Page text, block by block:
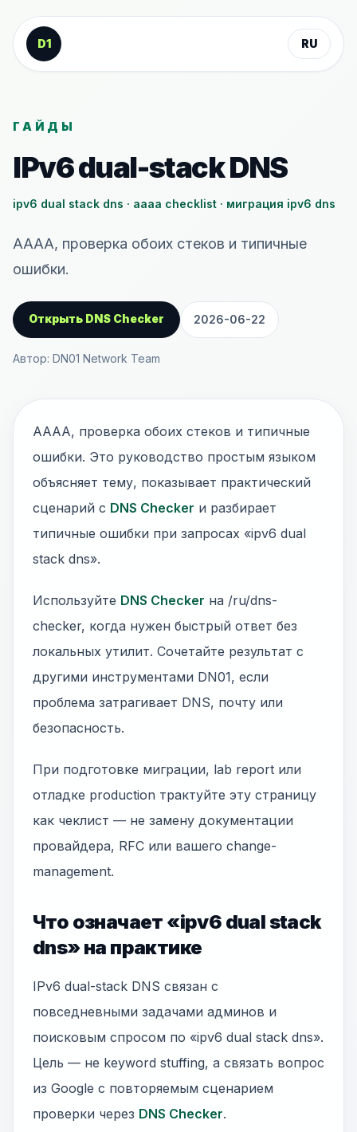
К содержанию
D1
RU
ГАЙДЫ
IPv6 dual-stack DNS
ipv6 dual stack dns · aaaa checklist · миграция ipv6 dns
AAAA, проверка обоих стеков и типичные
ошибки.
Открыть DNS Checker 2026-06-22
Автор: DN01 Network Team
AAAA, проверка обоих стеков и типичные
ошибки. Это руководство простым языком
объясняет тему, показывает практический
сценарий с DNS Checker и разбирает
типичные ошибки при запросах «ipv6 dual
stack dns».
Используйте DNS Checker на /ru/dns-
checker, когда нужен быстрый ответ без
локальных утилит. Сочетайте результат с
другими инструментами DN01, если
проблема затрагивает DNS, почту или
безопасность.
При подготовке миграции, lab report или
отладке production трактуйте эту страницу
как чеклист — не замену документации
провайдера, RFC или вашего change-
management.
Что означает «ipv6 dual stack
dns» на практике
IPv6 dual-stack DNS связан с
повседневными задачами админов и
поисковым спросом по «ipv6 dual stack dns».
Цель — не keyword stuffing, а связать вопрос
из Google с повторяемым сценарием
проверки через DNS Checker.